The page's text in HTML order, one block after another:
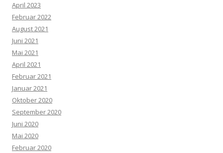
April 2023
Februar 2022
August 2021
Juni 2021
Mai 2021
April 2021
Februar 2021
Januar 2021
Oktober 2020
September 2020
Juni 2020
Mai 2020
Februar 2020